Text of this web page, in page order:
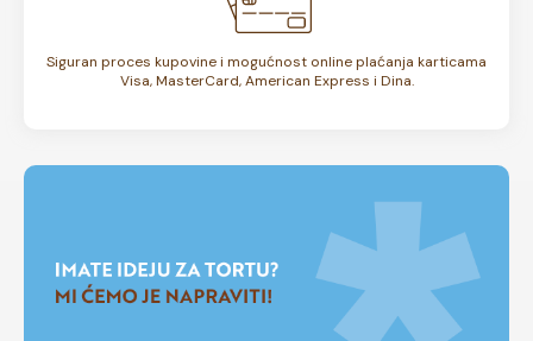
Siguran proces kupovine i mogućnost online plaćanja karticama
Visa, MasterCard, American Express i Dina.